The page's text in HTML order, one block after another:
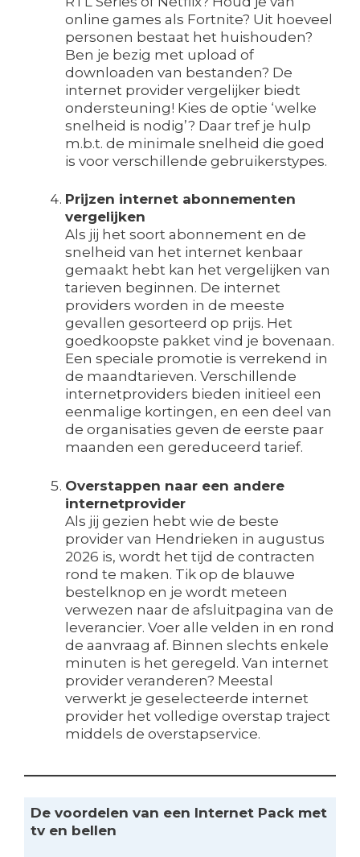
online games als Fortnite? Uit hoeveel
personen bestaat het huishouden?
Ben je bezig met upload of
downloaden van bestanden? De
internet provider vergelijker biedt
ondersteuning! Kies de optie ‘welke
snelheid is nodig’? Daar tref je hulp
m.b.t. de minimale snelheid die goed
is voor verschillende gebruikerstypes.
Prijzen internet abonnementen
vergelijken
Als jij het soort abonnement en de
snelheid van het internet kenbaar
gemaakt hebt kan het vergelijken van
tarieven beginnen. De internet
providers worden in de meeste
gevallen gesorteerd op prijs. Het
goedkoopste pakket vind je bovenaan.
Een speciale promotie is verrekend in
de maandtarieven. Verschillende
internetproviders bieden initieel een
eenmalige kortingen, en een deel van
de organisaties geven de eerste paar
maanden een gereduceerd tarief.
Overstappen naar een andere
internetprovider
Als jij gezien hebt wie de beste
provider van Hendrieken in augustus
2026 is, wordt het tijd de contracten
rond te maken. Tik op de blauwe
bestelknop en je wordt meteen
verwezen naar de afsluitpagina van de
leverancier. Voer alle velden in en rond
de aanvraag af. Binnen slechts enkele
minuten is het geregeld. Van internet
provider veranderen? Meestal
verwerkt je geselecteerde internet
provider het volledige overstap traject
middels de overstapservice.
De voordelen van een Internet Pack met
tv en bellen